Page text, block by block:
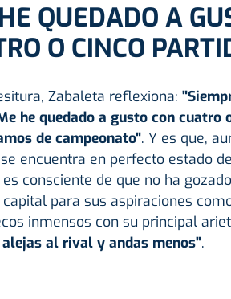
QUEDADO A
O CINCO
Zabaleta reflexiona:
he quedado a gusto con cuatro
de campeonato". Y es que,
encuentra en perfecto estado
consciente de que no ha
capital para sus aspiraciones
inmensos con su principal
al rival y andas menos".